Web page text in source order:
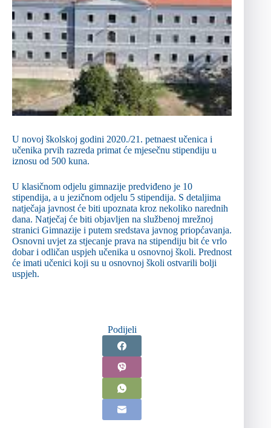
U novoj školskoj godini 2020./21. petnaest učenica i
učenika prvih razreda primat će mjesečnu stipendiju u
iznosu od 500 kuna.
U klasičnom odjelu gimnazije predviđeno je 10
stipendija, a u jezičnom odjelu 5 stipendija. S detaljima
natječaja javnost će biti upoznata kroz nekoliko narednih
dana. Natječaj će biti objavljen na službenoj mrežnoj
stranici Gimnazije i putem sredstava javnog priopćavanja.
Osnovni uvjet za stjecanje prava na stipendiju bit će vrlo
dobar i odličan uspjeh učenika u osnovnoj školi. Prednost
će imati učenici koji su u osnovnoj školi ostvarili bolji
uspjeh.
Podijeli